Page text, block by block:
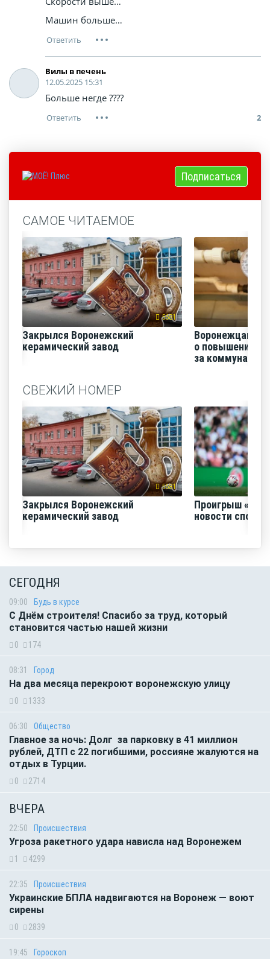
Машин больше…
Вилы в печень
12.05.2025 15:31
Больше негде ????
2
Подписаться
САМОЕ ЧИТАЕМОЕ
5681
Закрылся Воронежский
керамический завод
Воронежцам
о повышении
за
СВЕЖИЙ НОМЕР
5681
Закрылся Воронежский
керамический завод
Проигрыш
новости
СЕГОДНЯ
09:00 Будь в курсе
С Днём строителя! Спасибо за труд, который
становится частью нашей жизни
0 174
08:31 Город
На два месяца перекроют воронежскую улицу
0 1333
06:30 Общество
Главное за ночь: Долг за парковку в 41 миллион
рублей, ДТП с 22 погибшими, россияне жалуются на
отдых в Турции.
0 2714
ВЧЕРА
22:50 Происшествия
Угроза ракетного удара нависла над Воронежем
1 4299
22:35 Происшествия
Украинские БПЛА надвигаются на Воронеж — воют
сирены
0 2839
19:45 Гороскоп